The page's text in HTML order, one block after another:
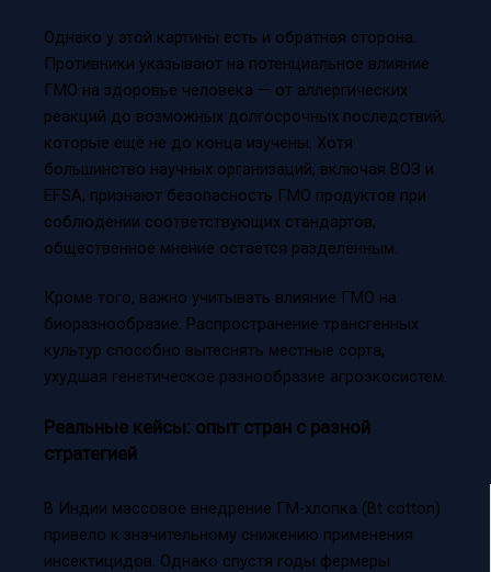
Однако у этой картины есть и обратная сторона.
Противники указывают на потенциальное влияние
ГМО на здоровье человека — от аллергических
реакций до возможных долгосрочных последствий,
которые ещё не до конца изучены. Хотя
большинство научных организаций, включая ВОЗ и
EFSA, признают безопасность ГМО продуктов при
соблюдении соответствующих стандартов,
общественное мнение остаётся разделённым.
Кроме того, важно учитывать влияние ГМО на
биоразнообразие. Распространение трансгенных
культур способно вытеснять местные сорта,
ухудшая генетическое разнообразие агроэкосистем.
Реальные кейсы: опыт стран с разной
стратегией
В Индии массовое внедрение ГМ-хлопка (Bt cotton)
привело к значительному снижению применения
инсектицидов. Однако спустя годы фермеры